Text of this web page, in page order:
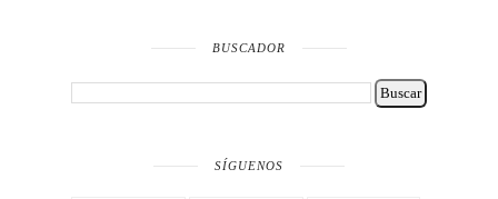
BUSCADOR
SÍGUENOS